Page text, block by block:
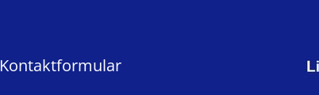
Kontaktformular